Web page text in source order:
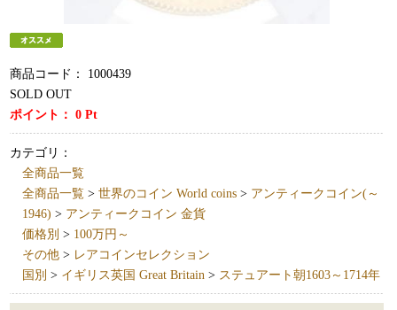
商品コード：
1000439
SOLD OUT
ポイント：0 Pt
カテゴリ：
全商品一覧
全商品一覧 >世界のコイン World coins > アンティークコイン(～
1946) > アンティークコイン 金貨
価格別 > 100万円～
その他 > レアコインセレクション
国別 > イギリス英国 Great Britain > ステュアート朝1603～1714年